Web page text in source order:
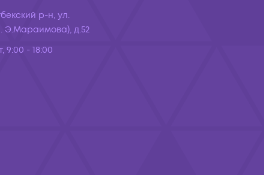
р-н, ул.
Э.Мараимова), д.52
9:00 - 18:00